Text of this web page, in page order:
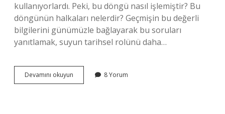
kullanıyorlardı. Peki, bu döngü nasıl işlemiştir? Bu
döngünün halkaları nelerdir? Geçmişin bu değerli
bilgilerini günümüzle bağlayarak bu soruları
yanıtlamak, suyun tarihsel rolünü daha…
Devamını okuyun Hidrolojik
Döngü
8 Yorum